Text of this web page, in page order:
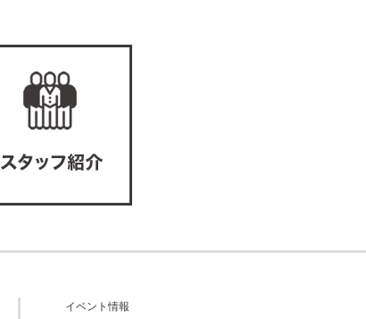
イベント情報